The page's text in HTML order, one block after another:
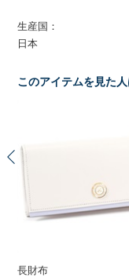
生産国：
日本
このアイテムを見た
長財布